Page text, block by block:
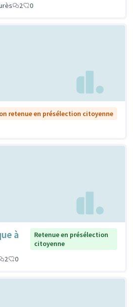
2 0
retenue en présélection citoyenne
à
Retenue en présélection
citoyenne
2 0